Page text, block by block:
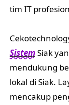
tim IT
SistemSiak
mendukung
lokal di Siak.
mencakup